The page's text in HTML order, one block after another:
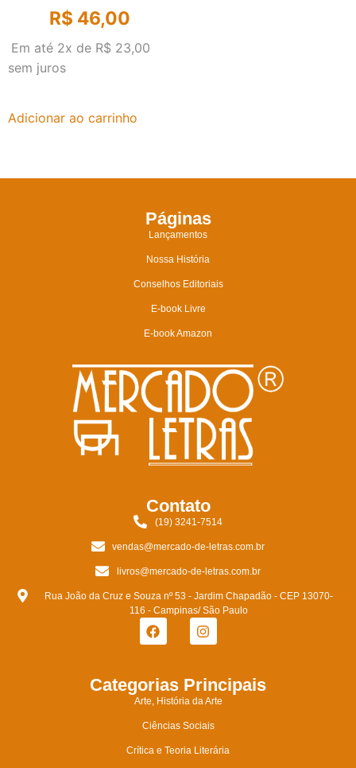
R$ 46,00
Em até 2x de R$ 23,00
sem juros
Adicionar ao carrinho
Páginas
Lançamentos
Nossa História
Conselhos Editoriais
E-book Livre
E-book Amazon
Contato
(19) 3241-7514
vendas@mercado-de-letras.com.br
livros@mercado-de-letras.com.br
Rua João da Cruz e Souza nº 53 - Jardim Chapadão - CEP 13070-
116 - Campinas/ São Paulo
Categorias Principais
Arte, História da Arte
Ciências Sociais
Crítica e Teoria Literária